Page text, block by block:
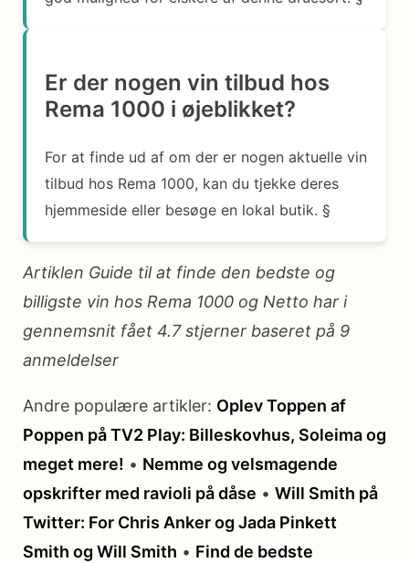
Er der nogen vin tilbud hos
Rema 1000 i øjeblikket?
For at finde ud af om der er nogen aktuelle vin
tilbud hos Rema 1000, kan du tjekke deres
hjemmeside eller besøge en lokal butik. §
Artiklen Guide til at finde den bedste og
billigste vin hos Rema 1000 og Netto har i
gennemsnit fået 4.7stjerner baseret på 9
anmeldelser
Andre populære artikler: Oplev Toppen af
Poppen på TV2 Play: Billeskovhus, Soleima og
meget mere! • Nemme og velsmagende
opskrifter med ravioli på dåse • Will Smith på
Twitter: For Chris Anker og Jada Pinkett
Smith og Will Smith • Find de bedste